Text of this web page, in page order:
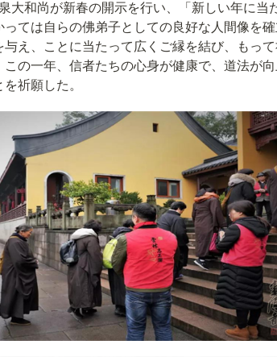
大和尚が新春の開示を行い、「新しい年に当
ては自らの佛弟子としての良好な人間像を
え、ことに当たって広くご縁を結び、もっ
の一年、信者たちの心身が健康で、道法が
祈願した。